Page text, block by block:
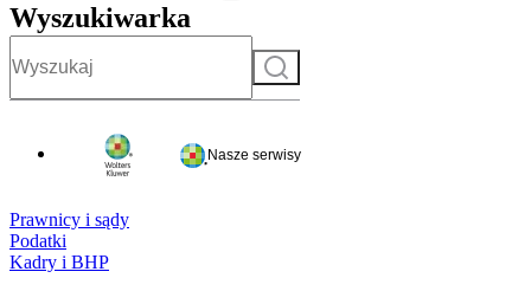
Wyszukiwarka
Szukaj
Nasze serwisy
Prawnicy i sądy
Podatki
Kadry i BHP